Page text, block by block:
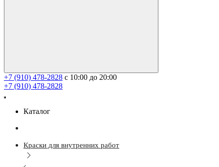
+7 (910) 478-2828 с 10:00 до 20:00
+7 (910) 478-2828
Каталог
Краски для внутренних работ